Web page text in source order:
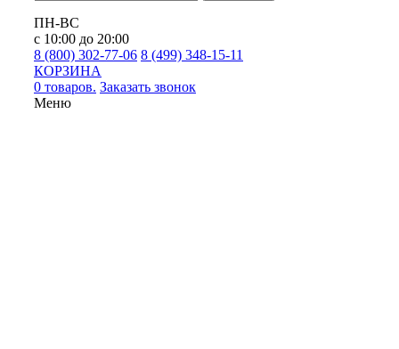
ПН-ВС
с 10:00 до 20:00
8 (800) 302-77-06 8 (499) 348-15-11
КОРЗИНА
0 товаров. Заказать звонок
Меню